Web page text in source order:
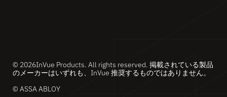
© 2026InVue Products. All rights reserved. 掲載されている製品
のメーカーはいずれも、InVue 推奨するものではありません。
© ASSA ABLOY